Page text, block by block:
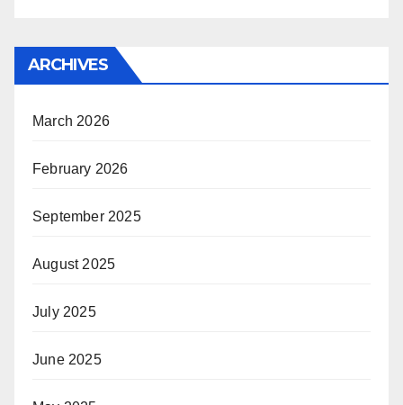
ARCHIVES
March 2026
February 2026
September 2025
August 2025
July 2025
June 2025